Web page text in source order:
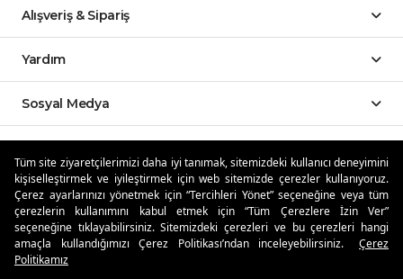
Tüm site ziyaretçilerimizi daha iyi tanımak, sitemizdeki kullanıcı deneyimini
kişiselleştirmek ve iyileştirmek için web sitemizde çerezler kullanıyoruz.
Çerez ayarlarınızı yönetmek için “Tercihleri Yönet” seçeneğine veya tüm
çerezlerin kullanımını kabul etmek için “Tüm Çerezlere İzin Ver”
seçeneğine tıklayabilirsiniz. Sitemizdeki çerezleri ve bu çerezleri hangi
amaçla kullandığımızı Çerez Politikası’ndan inceleyebilirsiniz.
Çerez
Politikamız
Alışveriş & Sipariş
Yardım
Sosyal Medya
Özdilekteyim'de Taksit Avantajları
Güvenli Alışveriş